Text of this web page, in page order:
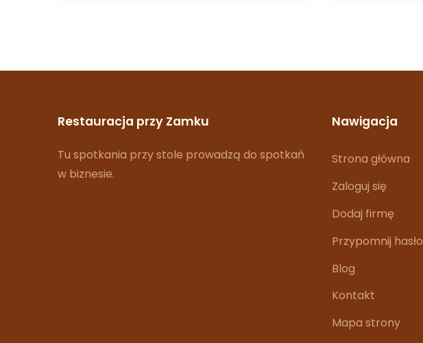
Restauracja przy Zamku
Tu spotkania przy stole prowadzą do spotkań
w biznesie.
Nawigacja
Strona główna
Zaloguj się
Dodaj firmę
Przypomnij hasło
Blog
Kontakt
Mapa strony